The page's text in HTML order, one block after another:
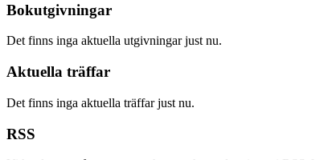
Bokutgivningar
Det finns inga aktuella utgivningar just nu.
Aktuella träffar
Det finns inga aktuella träffar just nu.
RSS